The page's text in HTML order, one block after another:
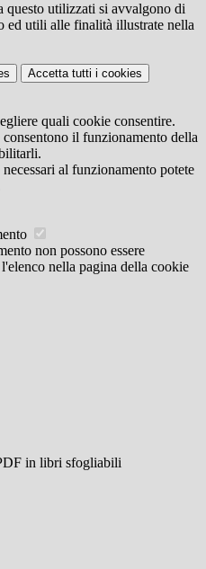
questo utilizzati si avvalgono di
ed utili alle finalità illustrate nella
Accetta tutti i cookies
quali cookie consentire.
il funzionamento della
al funzionamento potete
non possono essere
nella pagina della cookie
in libri sfogliabili